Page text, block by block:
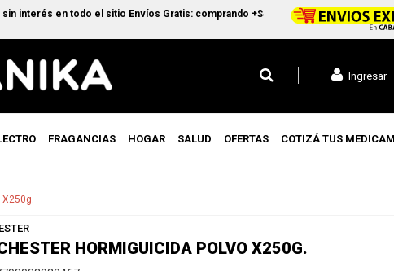
en todo el sitio Envíos Gratis: comprando +$45.000 en CABA y GBA1 y
Ingresar
FRAGANCIAS HOGAR SALUD OFERTAS COTIZÁ TUS
HORMIGUICIDA POLVO X250G.